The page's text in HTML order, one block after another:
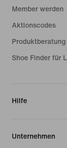
Member werden
Aktionscodes
Produktberatung
Shoe Finder für
Hilfe
Unternehmen